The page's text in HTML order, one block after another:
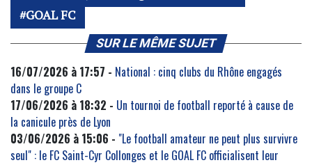
GOAL FC
SUR LE MÊME SUJET
16/07/2026 à 17:57 - National : cinq clubs du Rhône engagés
dans le groupe C
17/06/2026 à 18:32 - Un tournoi de football reporté à cause de
la canicule près de Lyon
03/06/2026 à 15:06 - "Le football amateur ne peut plus survivre
seul" : le FC Saint-Cyr Collonges et le GOAL FC officialisent leur